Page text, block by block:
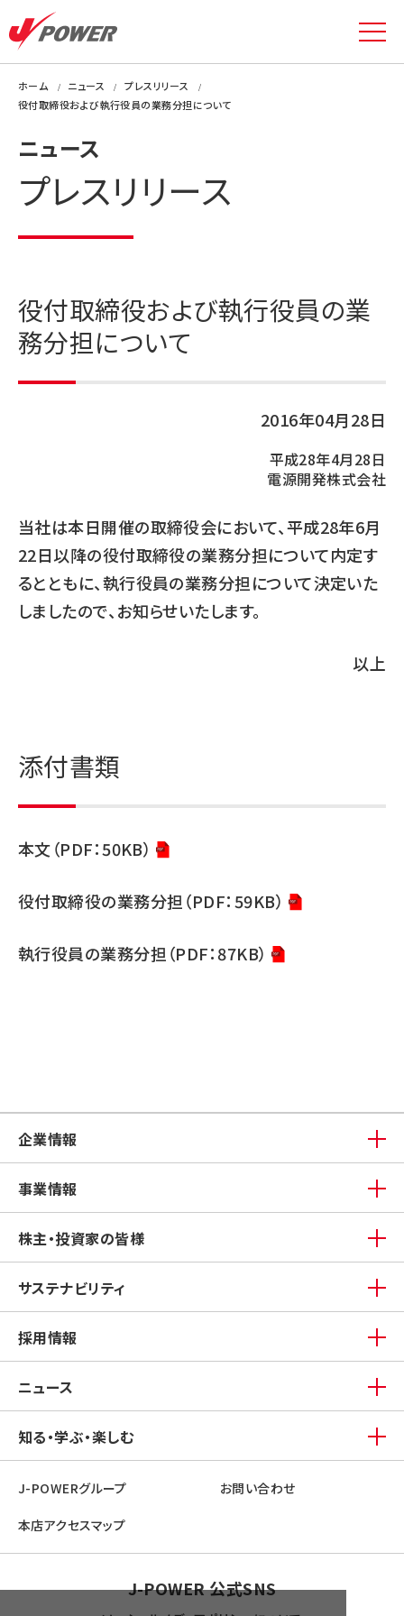
ホーム ニュース
プレスリリース
役付取締役および執行役員の業務分担について
ニュース
プレスリリース
役付取締役および執行役員の業
務分担について
2016年04月28日
平成28年4月28日
電源開発株式会社
当社は本日開催の取締役会において、平成28年6月
22日以降の役付取締役の業務分担について内定す
るとともに、執行役員の業務分担について決定いた
しましたので、お知らせいたします。
以上
添付書類
本文（PDF：50KB）
役付取締役の業務分担（PDF：59KB）
執行役員の業務分担（PDF：87KB）
企業情報
事業情報
株主・投資家の皆様
サステナビリティ
採用情報
ニュース
知る・学ぶ・楽しむ
J-POWERグループ お問い合わせ
本店アクセスマップ
J-POWER 公式SNS